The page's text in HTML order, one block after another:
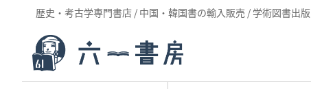
歴史・考古学専門書店 / 中国・韓国書の輸入販売 / 学術図書出版